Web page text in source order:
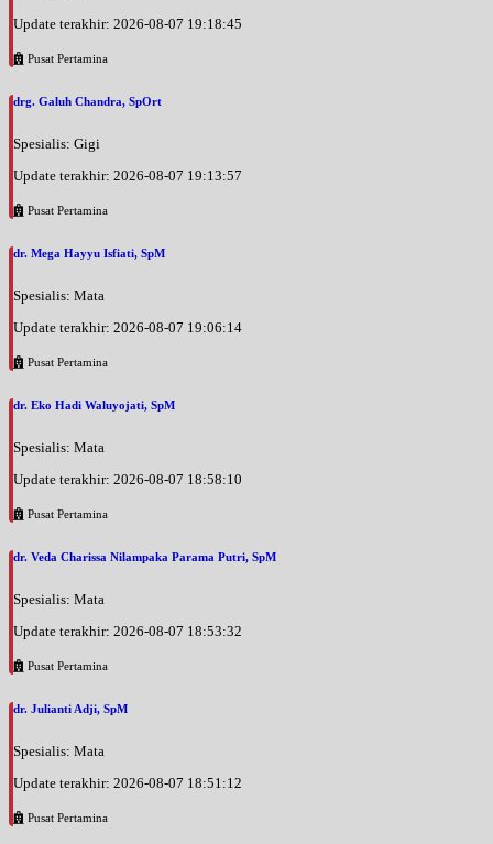
Update terakhir: 2026-08-07 19:18:45
Pusat Pertamina
drg. Galuh Chandra, SpOrt
Spesialis: Gigi
Update terakhir: 2026-08-07 19:13:57
Pusat Pertamina
dr. Mega Hayyu Isfiati, SpM
Spesialis: Mata
Update terakhir: 2026-08-07 19:06:14
Pusat Pertamina
dr. Eko Hadi Waluyojati, SpM
Spesialis: Mata
Update terakhir: 2026-08-07 18:58:10
Pusat Pertamina
dr. Veda Charissa Nilampaka Parama Putri, SpM
Spesialis: Mata
Update terakhir: 2026-08-07 18:53:32
Pusat Pertamina
dr. Julianti Adji, SpM
Spesialis: Mata
Update terakhir: 2026-08-07 18:51:12
Pusat Pertamina